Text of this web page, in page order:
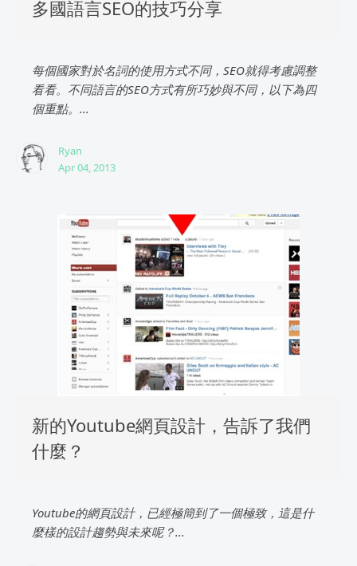
多國語言SEO的技巧分享
每個國家對於名詞的使用方式不同，SEO就得考慮調整
看看。不同語言的SEO方式有所巧妙與不同，以下為四
個重點。...
Ryan
Apr 04, 2013
新的Youtube網頁設計，告訴了我們
什麼？
Youtube的網頁設計，已經極簡到了一個極致，這是什
麼樣的設計趨勢與未來呢？...